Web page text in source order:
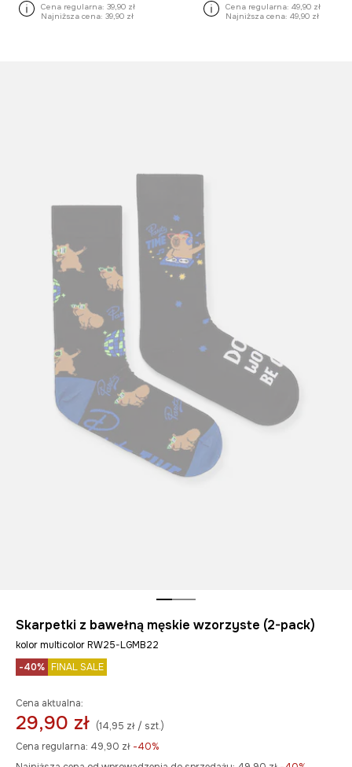
Cena regularna: 39,90 zł
Najniższa cena: 39,90 zł
Cena regularna: 49,90 zł
Najniższa cena: 49,90 zł
Skarpetki z bawełną męskie wzorzyste (2-pack)
kolor multicolor RW25-LGMB22
-40% FINAL SALE
Cena aktualna:
29,90 zł (14,95 zł / szt.)
Cena regularna: 49,90 zł -40%